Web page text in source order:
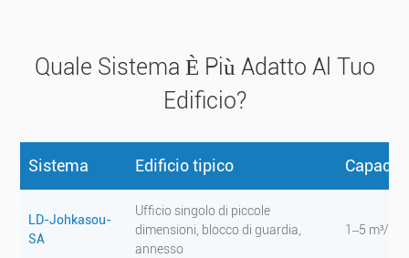
Quale Sistema È Più Adatto Al Tuo
Edificio?
Sistema Edificio tipico
LD-Johkasou-
SA
Ufficio singolo di piccole
dimensioni, blocco di guardia,
annesso
1–5 m³/